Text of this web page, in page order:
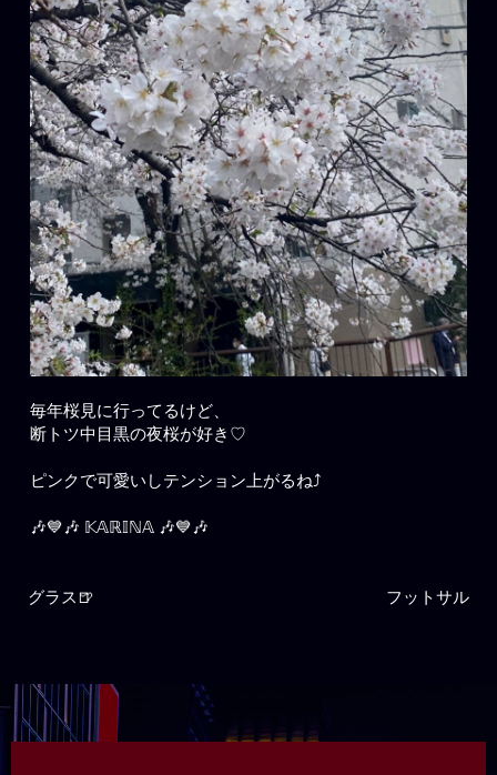
毎年桜見に行ってるけど、
断トツ中目黒の夜桜が好き♡
ピンクで可愛いしテンション上がるね⤴️
🎶💙🎶 𝕂𝔸ℝ𝕀ℕ𝔸 🎶💙🎶
グラス🍺 フットサル